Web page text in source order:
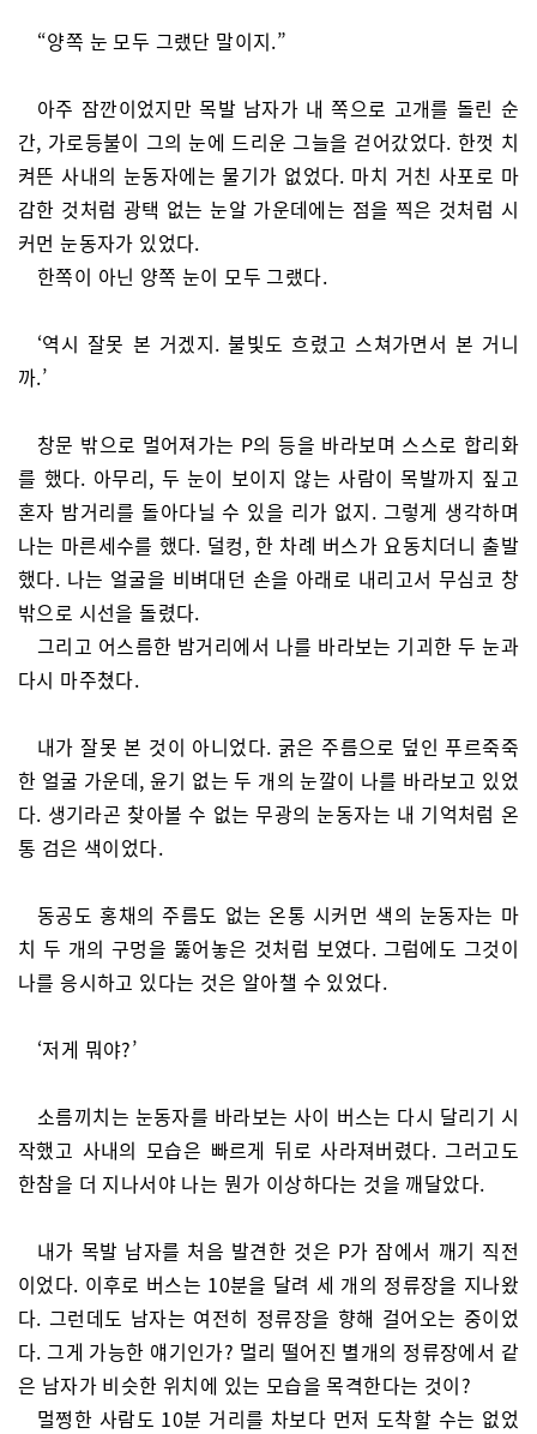
“양쪽 눈 모두 그랬단 말이지.”
아주 잠깐이었지만 목발 남자가 내 쪽으로 고개를 돌린 순
간, 가로등불이 그의 눈에 드리운 그늘을 걷어갔었다. 한껏 치
켜뜬 사내의 눈동자에는 물기가 없었다. 마치 거친 사포로 마
감한 것처럼 광택 없는 눈알 가운데에는 점을 찍은 것처럼 시
커먼 눈동자가 있었다.
한쪽이 아닌 양쪽 눈이 모두 그랬다.
‘역시 잘못 본 거겠지. 불빛도 흐렸고 스쳐가면서 본 거니
까.’
창문 밖으로 멀어져가는 P의 등을 바라보며 스스로 합리화
를 했다. 아무리, 두 눈이 보이지 않는 사람이 목발까지 짚고
혼자 밤거리를 돌아다닐 수 있을 리가 없지. 그렇게 생각하며
나는 마른세수를 했다. 덜컹, 한 차례 버스가 요동치더니 출발
했다. 나는 얼굴을 비벼대던 손을 아래로 내리고서 무심코 창
밖으로 시선을 돌렸다.
그리고 어스름한 밤거리에서 나를 바라보는 기괴한 두 눈과
다시 마주쳤다.
내가 잘못 본 것이 아니었다. 굵은 주름으로 덮인 푸르죽죽
한 얼굴 가운데, 윤기 없는 두 개의 눈깔이 나를 바라보고 있었
다. 생기라곤 찾아볼 수 없는 무광의 눈동자는 내 기억처럼 온
통 검은 색이었다.
동공도 홍채의 주름도 없는 온통 시커먼 색의 눈동자는 마
치 두 개의 구멍을 뚫어놓은 것처럼 보였다. 그럼에도 그것이
나를 응시하고 있다는 것은 알아챌 수 있었다.
‘저게 뭐야?’
소름끼치는 눈동자를 바라보는 사이 버스는 다시 달리기 시
작했고 사내의 모습은 빠르게 뒤로 사라져버렸다. 그러고도
한참을 더 지나서야 나는 뭔가 이상하다는 것을 깨달았다.
내가 목발 남자를 처음 발견한 것은 P가 잠에서 깨기 직전
이었다. 이후로 버스는 10분을 달려 세 개의 정류장을 지나왔
다. 그런데도 남자는 여전히 정류장을 향해 걸어오는 중이었
다. 그게 가능한 얘기인가? 멀리 떨어진 별개의 정류장에서 같
은 남자가 비슷한 위치에 있는 모습을 목격한다는 것이?
멀쩡한 사람도 10분 거리를 차보다 먼저 도착할 수는 없었